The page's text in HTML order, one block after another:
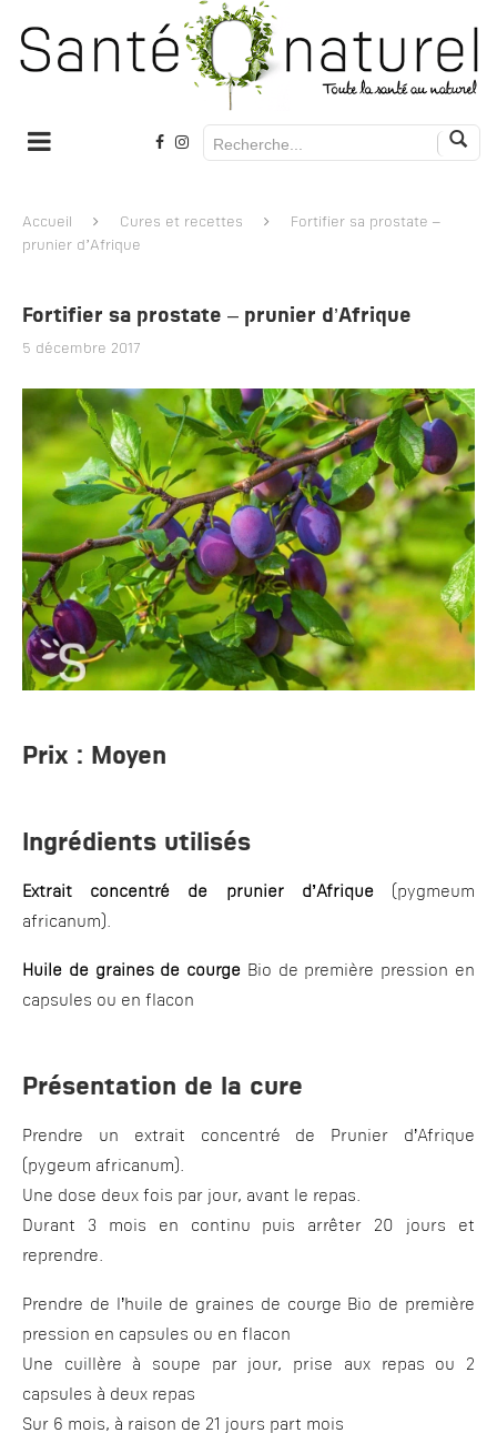
Accueil Cures et recettes
Fortifier sa prostate –
prunier d’Afrique
Fortifier sa prostate – prunier d’Afrique
5 décembre 2017
Prix : Moyen
Ingrédients utilisés
Extrait concentré de prunier d’Afrique(pygmeum
africanum).
Huile de graines de courge Bio de première pression en
capsules ou en flacon
Présentation de la cure
Prendre un extrait concentré de Prunier d’Afrique
(pygeum africanum).
Une dose deux fois par jour, avant le repas.
Durant 3 mois en continu puis arrêter 20 jours et
reprendre.
Prendre de l’huile de graines de courge Bio de première
pression en capsules ou en flacon
Une cuillère à soupe par jour, prise aux repas ou 2
capsules à deux repas
Sur 6 mois, à raison de 21 jours part mois